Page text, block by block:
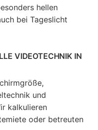
hellen
bei Tageslicht
VIDEOTECHNIK IN
und
kalkulieren
oder betreuten